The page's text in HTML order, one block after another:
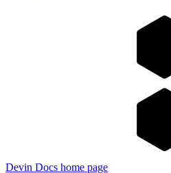
Devin Docs home page